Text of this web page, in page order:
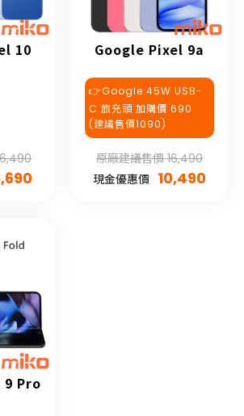
10 Google Pixel 9a
👉Google 45W USB-
C 旅充頭 加購價 690
(建議售價1090)
原廠建議售價 16,490
現金優惠價 10,490
Pro